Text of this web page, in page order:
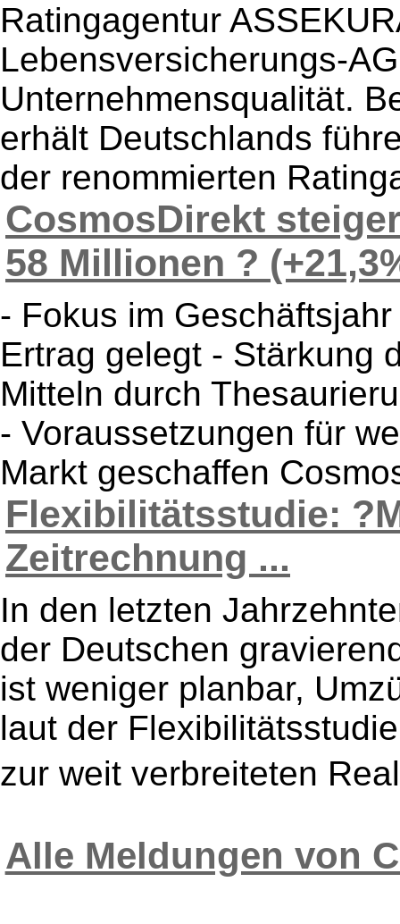
Ratingagentur
Lebensversicherungs-
Unternehmensqualität.
erhält Deutschlands
der renommierten
CosmosDirekt
58 Millionen ?
- Fokus im
Ertrag gelegt - Stärkung
Mitteln durch
- Voraussetzungen für
Markt geschaffen
Flexibilitätsstudie:
Zeitrechnung ...
In den letzten
der Deutschen
ist weniger planbar,
laut der
zur weit verbreiteten
Alle Meldungen von